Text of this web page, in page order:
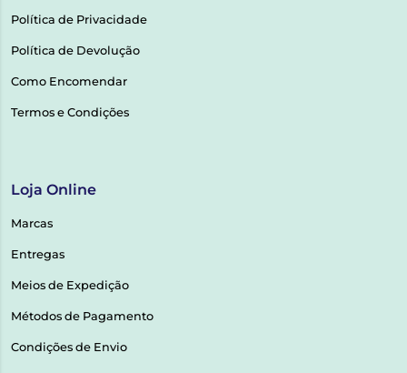
Política de Privacidade
Política de Devolução
Como Encomendar
Termos e Condições
Loja Online
Marcas
Entregas
Meios de Expedição
Métodos de Pagamento
Condições de Envio